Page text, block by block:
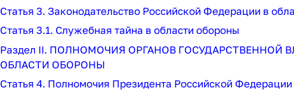
Статья 3. Законодательство Российской Федерации в
Статья 3.1. Служебная тайна в области обороны
Раздел II. ПОЛНОМОЧИЯ ОРГАНОВ ГОСУДАРСТВЕННОЙ
ОБЛАСТИ ОБОРОНЫ
Статья 4. Полномочия Президента Российской